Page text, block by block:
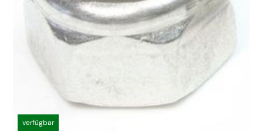
verfügbar